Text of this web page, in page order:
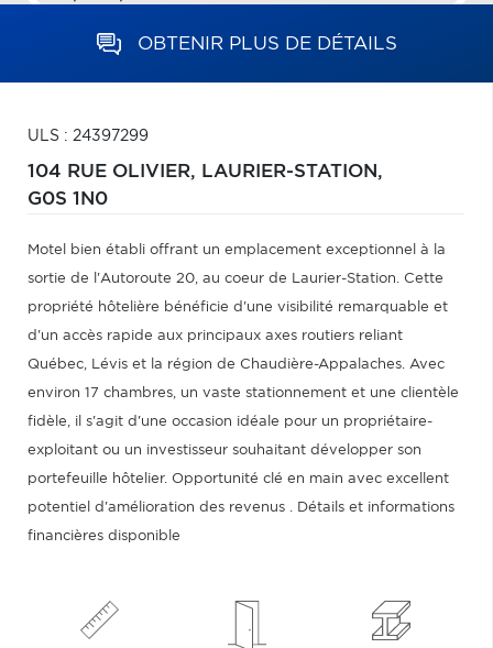
OBTENIR PLUS DE DÉTAILS
ULS : 24397299
104 RUE OLIVIER, LAURIER-STATION,
G0S 1N0
Motel bien établi offrant un emplacement exceptionnel à la
sortie de l'Autoroute 20, au coeur de Laurier-Station. Cette
propriété hôtelière bénéficie d'une visibilité remarquable et
d'un accès rapide aux principaux axes routiers reliant
Québec, Lévis et la région de Chaudière-Appalaches. Avec
environ 17 chambres, un vaste stationnement et une clientèle
fidèle, il s'agit d'une occasion idéale pour un propriétaire-
exploitant ou un investisseur souhaitant développer son
portefeuille hôtelier. Opportunité clé en main avec excellent
potentiel d'amélioration des revenus . Détails et informations
financières disponible